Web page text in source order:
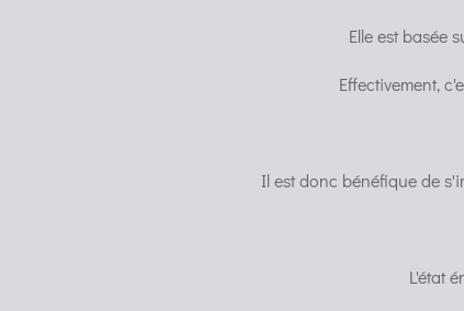
Elle est basée
Effectivement,
Il est donc bénéfique de
L'état